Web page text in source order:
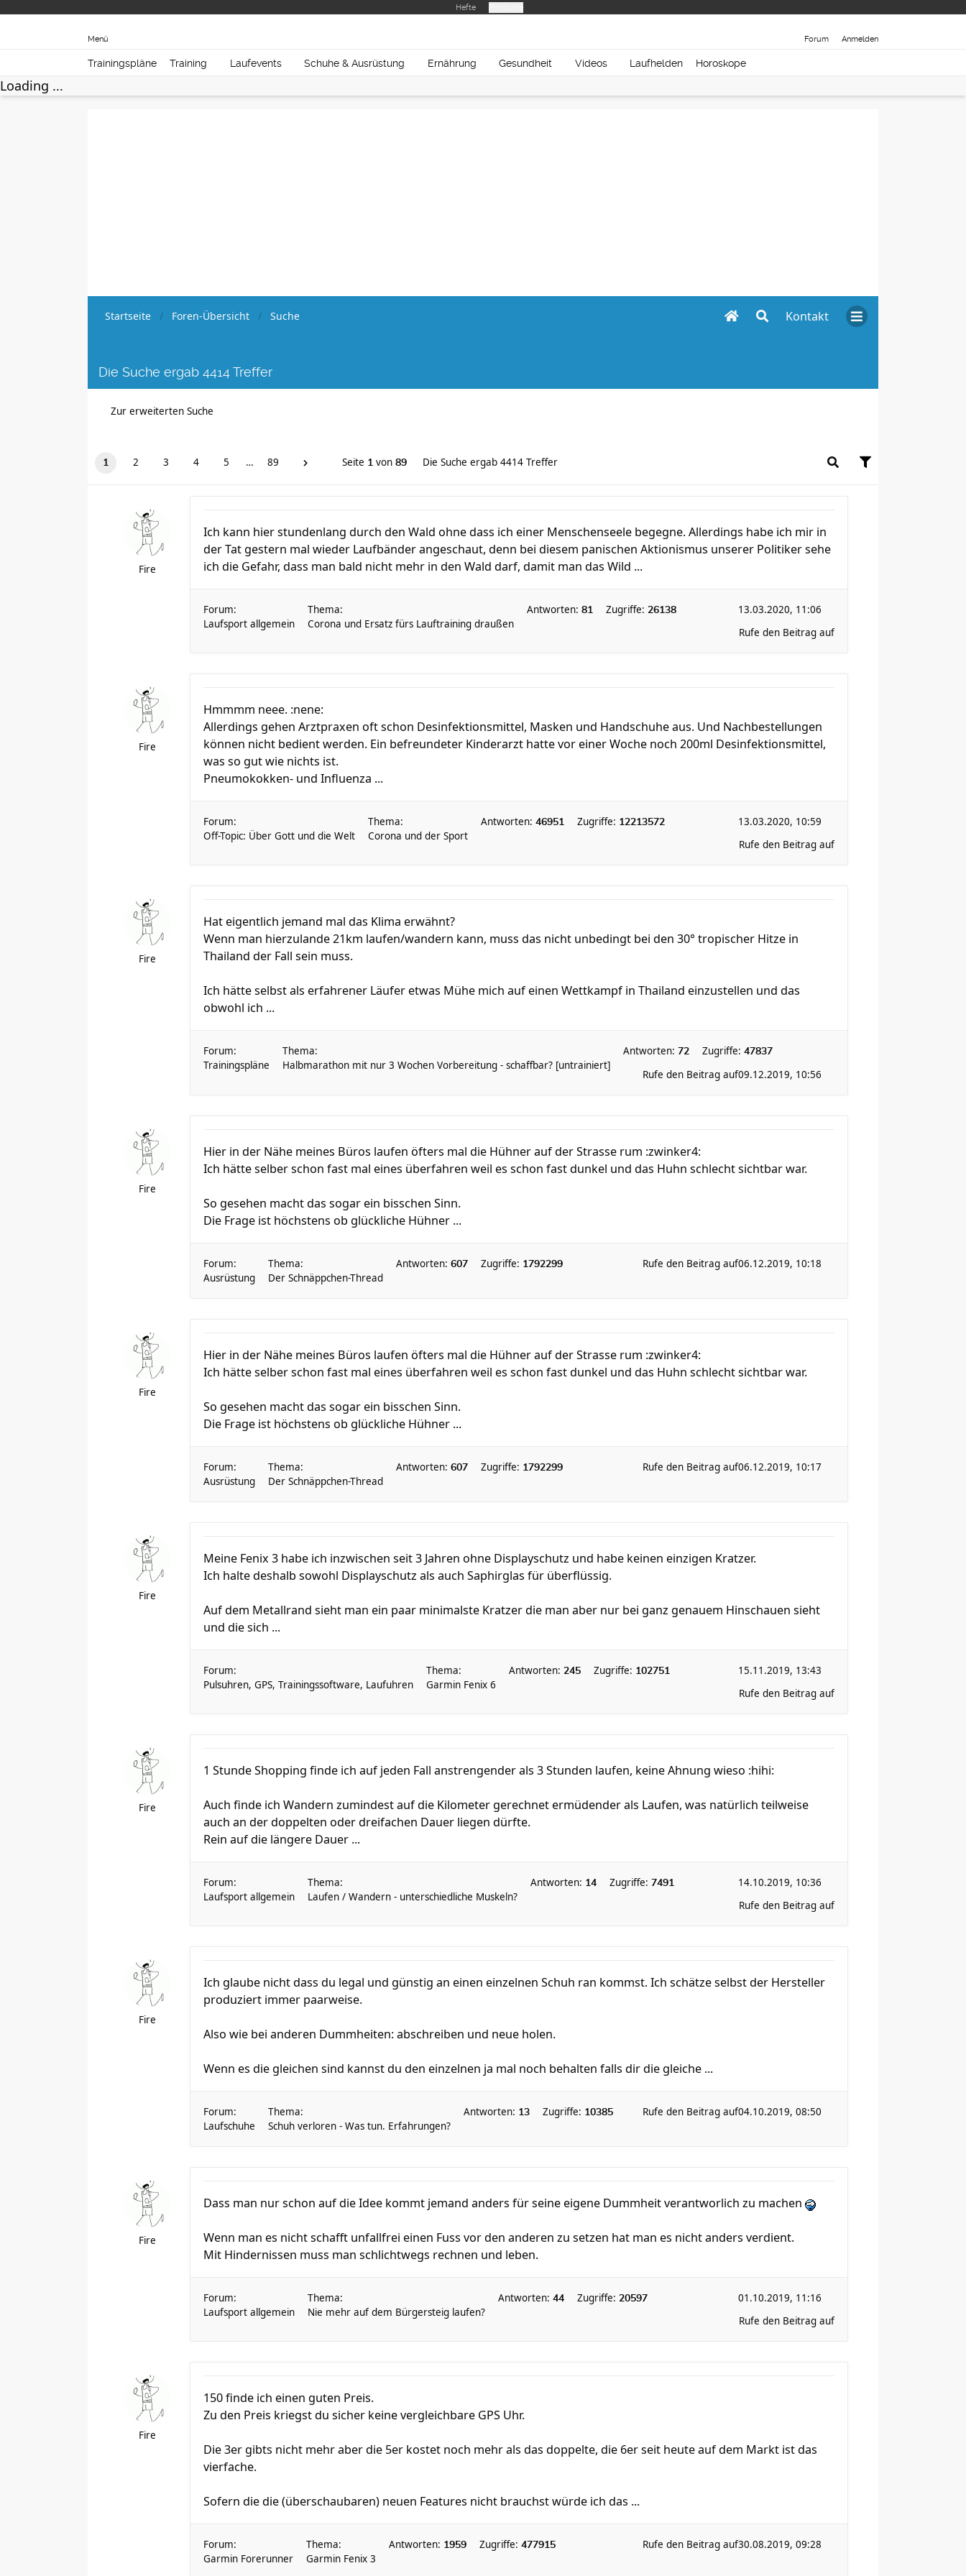
Hefte
Forum Anmelden
Menü
Trainingspläne Training Laufevents Schuhe & Ausrüstung Ernährung Gesundheit Videos Laufhelden Horoskope
Loading ...
Kontakt
Startseite Foren-Übersicht Suche
Die Suche ergab 4414 Treffer
Zur erweiterten Suche
1 2 3 4 5 … 89 Seite 1 von 89 Die Suche ergab 4414 Treffer
Fire
Ich kann hier stundenlang durch den Wald ohne dass ich einer Menschenseele begegne. Allerdings habe ich mir in
der Tat gestern mal wieder Laufbänder angeschaut, denn bei diesem panischen Aktionismus unserer Politiker sehe
ich die Gefahr, dass man bald nicht mehr in den Wald darf, damit man das Wild ...
Forum:
Laufsport allgemein
Thema:
Corona und Ersatz fürs Lauftraining draußen
Antworten: 81 Zugriffe: 26138
13.03.2020, 11:06
Rufe den Beitrag auf
Fire
Hmmmm neee. :nene:
Allerdings gehen Arztpraxen oft schon Desinfektionsmittel, Masken und Handschuhe aus. Und Nachbestellungen
können nicht bedient werden. Ein befreundeter Kinderarzt hatte vor einer Woche noch 200ml Desinfektionsmittel,
was so gut wie nichts ist.
Pneumokokken- und Influenza ...
Forum:
Off-Topic: Über Gott und die Welt
Thema:
Corona und der Sport
Antworten: 46951 Zugriffe: 12213572
13.03.2020, 10:59
Rufe den Beitrag auf
Fire
Hat eigentlich jemand mal das Klima erwähnt?
Wenn man hierzulande 21km laufen/wandern kann, muss das nicht unbedingt bei den 30° tropischer Hitze in
Thailand der Fall sein muss.
Ich hätte selbst als erfahrener Läufer etwas Mühe mich auf einen Wettkampf in Thailand einzustellen und das
obwohl ich ...
Forum:
Trainingspläne
Thema:
Halbmarathon mit nur 3 Wochen Vorbereitung - schaffbar? [untrainiert]
Antworten: 72 Zugriffe: 47837
09.12.2019, 10:56
Rufe den Beitrag auf
Fire
Hier in der Nähe meines Büros laufen öfters mal die Hühner auf der Strasse rum :zwinker4:
Ich hätte selber schon fast mal eines überfahren weil es schon fast dunkel und das Huhn schlecht sichtbar war.
So gesehen macht das sogar ein bisschen Sinn.
Die Frage ist höchstens ob glückliche Hühner ...
Forum:
Ausrüstung
Thema:
Der Schnäppchen-Thread
Antworten: 607 Zugriffe: 1792299 06.12.2019, 10:18
Rufe den Beitrag auf
Fire
Hier in der Nähe meines Büros laufen öfters mal die Hühner auf der Strasse rum :zwinker4:
Ich hätte selber schon fast mal eines überfahren weil es schon fast dunkel und das Huhn schlecht sichtbar war.
So gesehen macht das sogar ein bisschen Sinn.
Die Frage ist höchstens ob glückliche Hühner ...
Forum:
Ausrüstung
Thema:
Der Schnäppchen-Thread
Antworten: 607 Zugriffe: 1792299 06.12.2019, 10:17
Rufe den Beitrag auf
Fire
Meine Fenix 3 habe ich inzwischen seit 3 Jahren ohne Displayschutz und habe keinen einzigen Kratzer.
Ich halte deshalb sowohl Displayschutz als auch Saphirglas für überflüssig.
Auf dem Metallrand sieht man ein paar minimalste Kratzer die man aber nur bei ganz genauem Hinschauen sieht
und die sich ...
Forum:
Pulsuhren, GPS, Trainingssoftware, Laufuhren
Thema:
Garmin Fenix 6
Antworten: 245 Zugriffe: 102751
15.11.2019, 13:43
Rufe den Beitrag auf
Fire
1 Stunde Shopping finde ich auf jeden Fall anstrengender als 3 Stunden laufen, keine Ahnung wieso :hihi:
Auch finde ich Wandern zumindest auf die Kilometer gerechnet ermüdender als Laufen, was natürlich teilweise
auch an der doppelten oder dreifachen Dauer liegen dürfte.
Rein auf die längere Dauer ...
Forum:
Laufsport allgemein
Thema:
Laufen / Wandern - unterschiedliche Muskeln?
Antworten: 14 Zugriffe: 7491
14.10.2019, 10:36
Rufe den Beitrag auf
Fire
Ich glaube nicht dass du legal und günstig an einen einzelnen Schuh ran kommst. Ich schätze selbst der Hersteller
produziert immer paarweise.
Also wie bei anderen Dummheiten: abschreiben und neue holen.
Wenn es die gleichen sind kannst du den einzelnen ja mal noch behalten falls dir die gleiche ...
Forum:
Laufschuhe
Thema:
Schuh verloren - Was tun. Erfahrungen?
Antworten: 13 Zugriffe: 10385 04.10.2019, 08:50
Rufe den Beitrag auf
Fire
Dass man nur schon auf die Idee kommt jemand anders für seine eigene Dummheit verantworlich zu machen
Wenn man es nicht schafft unfallfrei einen Fuss vor den anderen zu setzen hat man es nicht anders verdient.
Mit Hindernissen muss man schlichtwegs rechnen und leben.
Forum:
Laufsport allgemein
Thema:
Nie mehr auf dem Bürgersteig laufen?
Antworten: 44 Zugriffe: 20597
01.10.2019, 11:16
Rufe den Beitrag auf
Fire
150 finde ich einen guten Preis.
Zu den Preis kriegst du sicher keine vergleichbare GPS Uhr.
Die 3er gibts nicht mehr aber die 5er kostet noch mehr als das doppelte, die 6er seit heute auf dem Markt ist das
vierfache.
Sofern die die (überschaubaren) neuen Features nicht brauchst würde ich das ...
Forum:
Garmin Forerunner
Thema:
Garmin Fenix 3
Antworten: 1959 Zugriffe: 477915 30.08.2019, 09:28
Rufe den Beitrag auf